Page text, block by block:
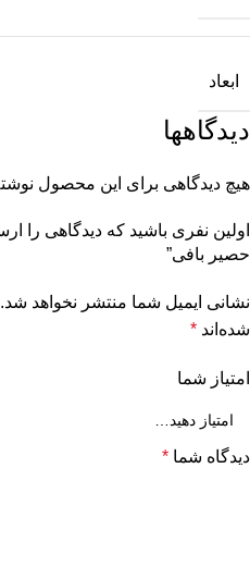
ابعاد
دیدگاهها
هیچ دیدگاهی برای این محصول
اولین نفری باشید که دیدگاهی را
حصیر بافی”
نشانی ایمیل شما منتشر نخواهد شد.
شده‌اند *
امتیاز شما
دیدگاه شما *